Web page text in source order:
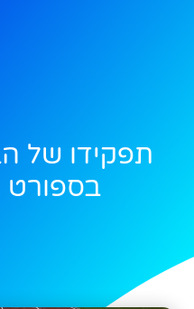
תפקידו של
בספורט